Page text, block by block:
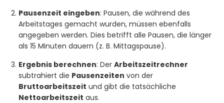
Pausenzeit eingeben: Pausen, die während des
Arbeitstages gemacht wurden, müssen ebenfalls
angegeben werden. Dies betrifft alle Pausen, die länger
als 15 Minuten dauern (z. B. Mittagspause).
Ergebnis berechnen: DerArbeitszeitrechner
subtrahiert die Pausenzeiten von der
Bruttoarbeitszeit und gibt die tatsächliche
Nettoarbeitszeit aus.